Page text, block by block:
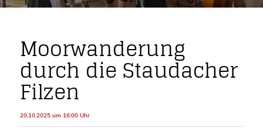
Moorwanderung
durch die Staudacher
Filzen
20.10.2025 um 16:00 Uhr